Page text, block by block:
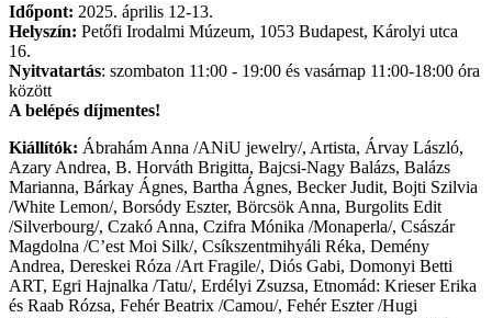
Időpont: 2025. április 12-13.
Helyszín: Petőfi Irodalmi Múzeum, 1053 Budapest, Károlyi utca
16.
Nyitvatartás: szombaton 11:00 - 19:00 és vasárnap 11:00-18:00 óra
között
A belépés díjmentes!
Kiállítók: Ábrahám Anna /ANiU jewelry/, Artista, Árvay László,
Azary Andrea, B. Horváth Brigitta, Bajcsi-Nagy Balázs, Balázs
Marianna, Bárkay Ágnes, Bartha Ágnes, Becker Judit, Bojti Szilvia
/White Lemon/, Borsódy Eszter, Börcsök Anna, Burgolits Edit
/Silverbourg/, Czakó Anna, Czifra Mónika /Monaperla/, Császár
Magdolna /C’est Moi Silk/, Csíkszentmihyáli Réka, Demény
Andrea, Dereskei Róza /Art Fragile/, Diós Gabi, Domonyi Betti
ART, Egri Hajnalka /Tatu/, Erdélyi Zsuzsa, Etnomád: Krieser Erika
és Raab Rózsa, Fehér Beatrix /Camou/, Fehér Eszter /Hugi